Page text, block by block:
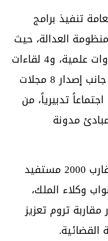
العامة تنفيذ برامج
العدالة، حيث
تم تنظيم 31 دورة تكوينية، و3 ندوات علمية، و4 لقاءات
تواصلية، و4 موائد مستديرة، إلى جانب إصدار 8 مجلات
علمية متخصصة، فضلاً عن عقد 73 اجتماعاً تدبيرياً، من
مبادئ مدونة
وقد استفاد من هذه البرامج ما يقارب 2000 مستفيد
وكلاء الملك،
تروم تعزيز
القضائية.